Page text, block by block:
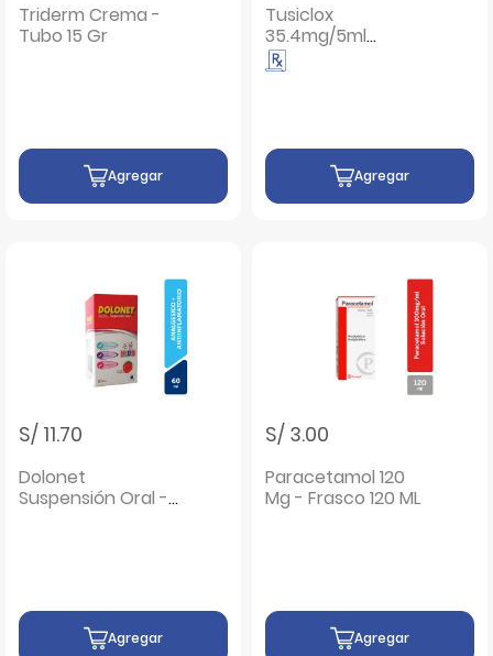
Triderm Crema -
Tubo 15 Gr
Agregar
Tusiclox
35.4mg/5ml
Suspensión Oral -
Frasco 120 ML
Agregar
S/ 11.70
Dolonet
Suspensión Oral -
Agregar
S/ 3.00
Paracetamol 120
Mg - Frasco 120 ML
Agregar